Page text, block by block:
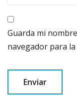
Guarda mi
navegador para